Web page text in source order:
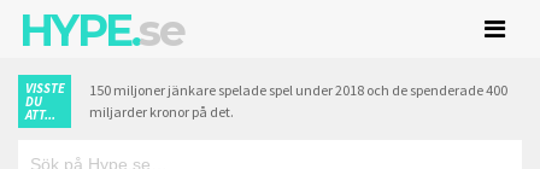
HYPE.se
VISSTE
DU
ATT...
150 miljoner jänkare spelade spel under 2018 och de spenderade 400
miljarder kronor på det.